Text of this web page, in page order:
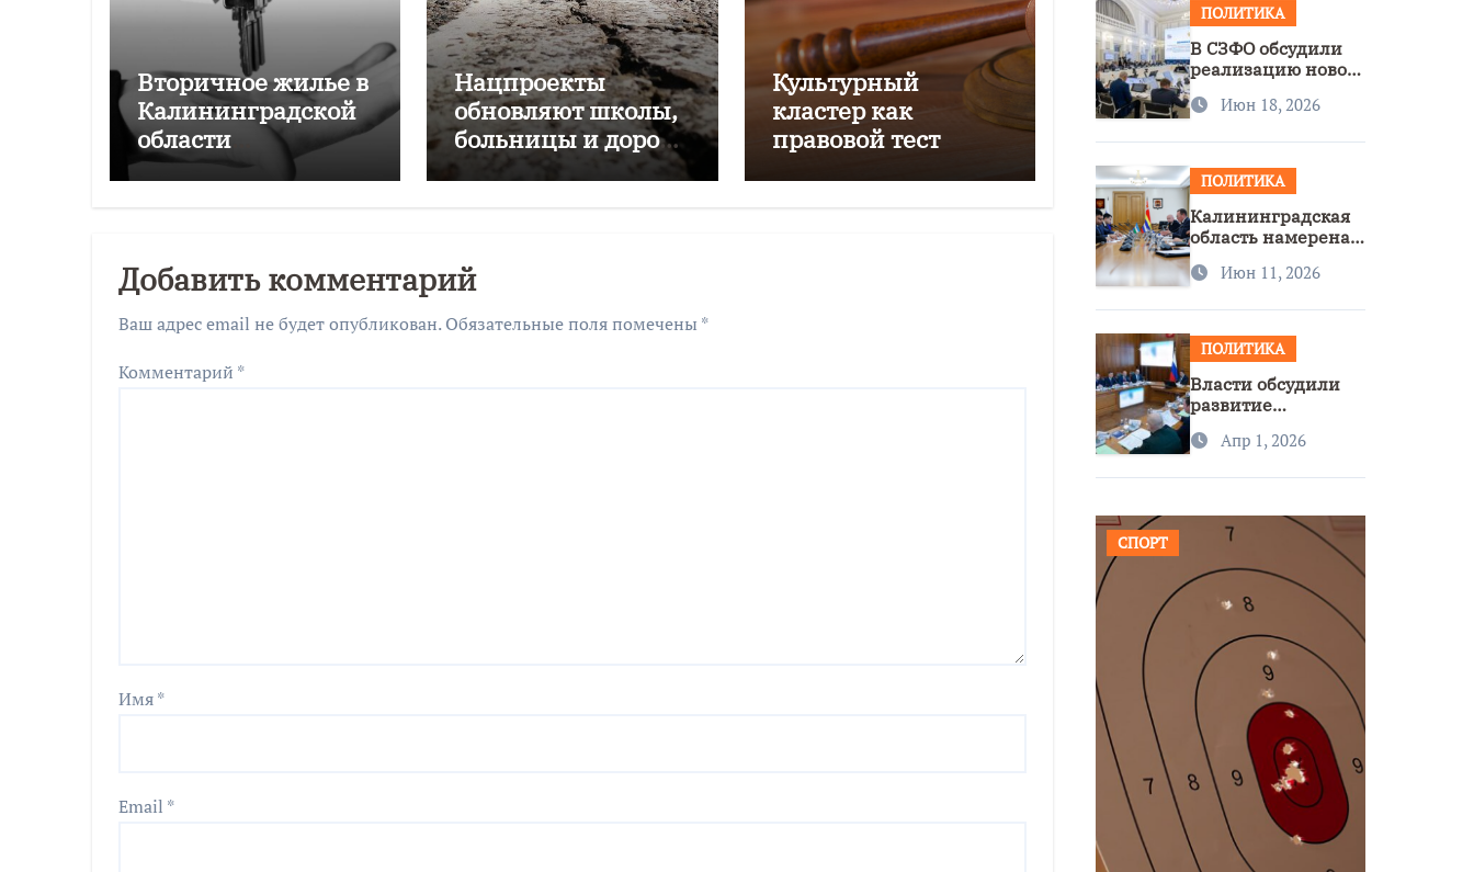
Вторичное жилье в
Калининградской
области
подорожало на
Нацпроекты
обновляют школы,
больницы и дороги
Калининградской
Культурный
кластер как
правовой тест
Добавить комментарий
Ваш адрес email не будет опубликован. Обязательные поля помечены *
Комментарий *
Имя*
Email *
ПОЛИТИКА
В СЗФО обсудили
реализацию новой
нацполитики
Июн 18, 2026
ПОЛИТИКА
Калининградская
область намерена
сотрудничество с
Июн 11, 2026
ПОЛИТИКА
Власти обсудили
развитие
доступность
Апр 1, 2026
СПОРТ